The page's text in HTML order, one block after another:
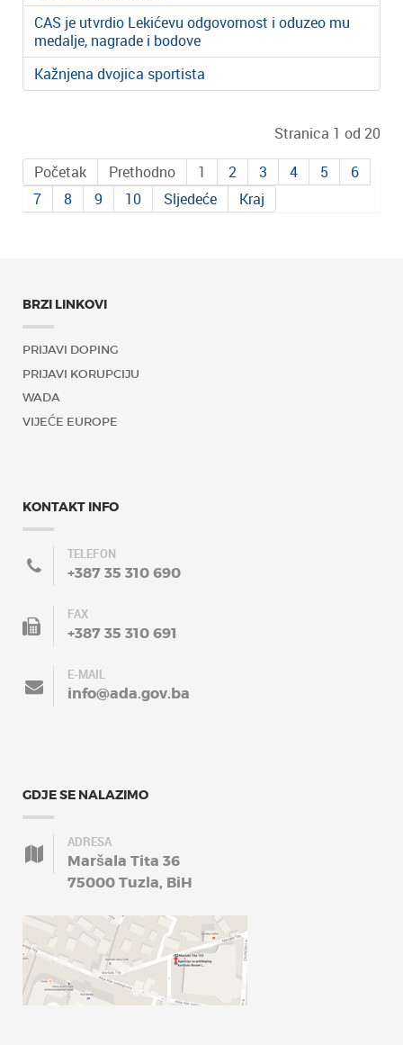
CAS je utvrdio Lekićevu odgovornost i oduzeo mu
medalje, nagrade i bodove
Kažnjena dvojica sportista
Stranica 1 od 20
Početak
Prethodno 1 2 3 4 5
6
7
8 9 10 Sljedeće Kraj
BRZI LINKOVI
PRIJAVI DOPING
PRIJAVI KORUPCIJU
WADA
VIJEĆE EUROPE
KONTAKT INFO
TELEFON
+387 35 310 690
FAX
+387 35 310 691
E-MAIL
info@ada.gov.ba
GDJE SE NALAZIMO
ADRESA
Maršala Tita 36
75000 Tuzla, BiH